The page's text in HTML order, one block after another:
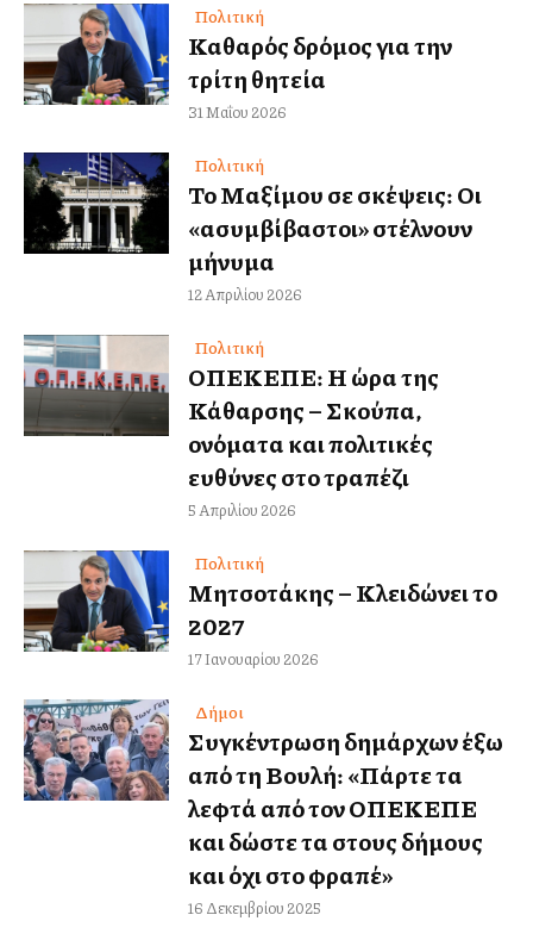
Πολιτική
Καθαρός δρόμος για την
τρίτη θητεία
31 Μαΐου 2026
Πολιτική
Το Μαξίμου σε σκέψεις: Oι
«ασυμβίβαστοι» στέλνουν
μήνυμα
12 Απριλίου 2026
Πολιτική
ΟΠΕΚΕΠΕ: Η ώρα της
Κάθαρσης – Σκούπα,
ονόματα και πολιτικές
ευθύνες στο τραπέζι
5 Απριλίου 2026
Πολιτική
Μητσοτάκης – Κλειδώνει το
2027
17 Ιανουαρίου 2026
Δήμοι
Συγκέντρωση δημάρχων έξω
από τη Βουλή: «Πάρτε τα
λεφτά από τον ΟΠΕΚΕΠΕ
και δώστε τα στους δήμους
και όχι στο φραπέ»
16 Δεκεμβρίου 2025